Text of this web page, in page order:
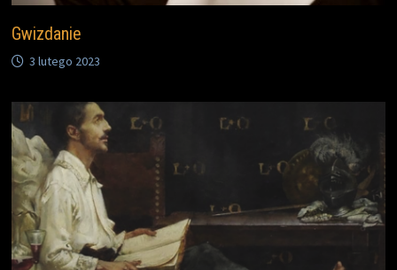
Gwizdanie
3 lutego 2023